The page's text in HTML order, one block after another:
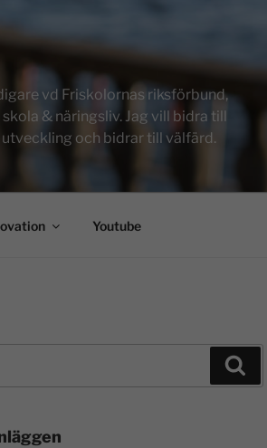
vd Friskolornas riksförbund,
& näringsliv. Jag vill bidra till
och bidrar till välfärd.
Youtube